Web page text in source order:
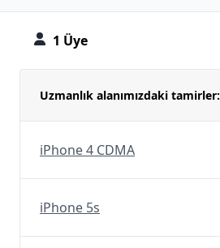
1 Üye
Uzmanlık alanımızdaki tamirler:
iPhone 4 CDMA
iPhone 5s